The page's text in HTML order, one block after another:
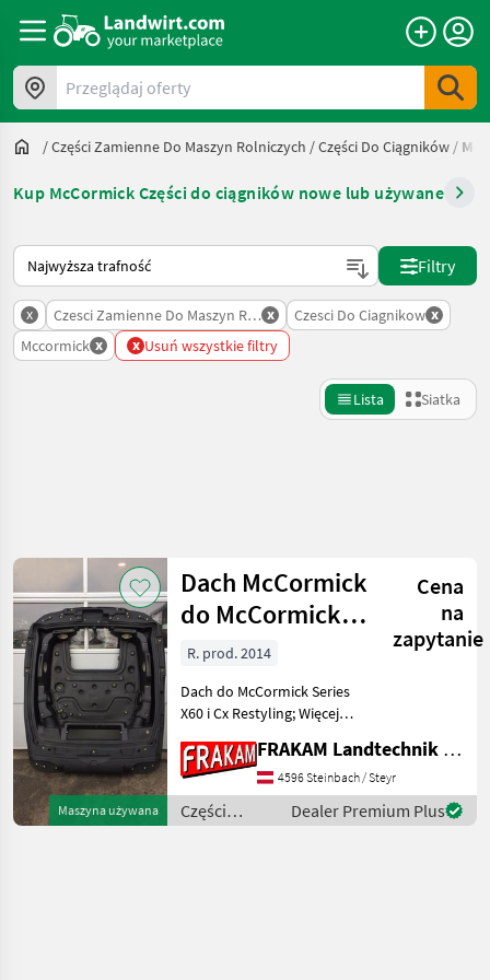
Przeglądaj oferty
/Części Zamienne Do Maszyn Rolniczych /Części Do Ciągników /
Kup McCormick Części do ciągników nowe lub używane
Tak sortuje się na Landwirt.com
Filtry
x Czesci Zamienne Do Maszyn Rolniczych
x Czesci Do Ciagnikow x
Mccormick x x Usuń wszystkie filtry
Lista Siatka
Kategoria 4 Kraj Filtry
AKTUALNA
ŚCIEŻKA
technika
rolnicza
Czesci
Zamienne
Do Maszyn
Rolniczych
Zresetuj
Pokaż 1
wyników
Maszyna używana
Dach McCormick
do McCormick
X60/CX
Cena
na
zapytanie
R. prod. 2014
Dach do McCormick Series
X60 i Cx Restyling; Więcej
[numer telefonu
usunięty]Wyprzedaż!!!
Części zamienne do maszyn
rolniczych Części do ci
FRAKAM Landtechnik GmbH
4596 Steinbach / Steyr
Części
zamienne do
Dealer Premium Plus